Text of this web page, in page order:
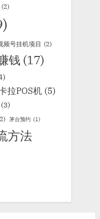
(2)
频号挂机项目 (2)
钱 (17)
拉POS机 (5)
(3)
茅台预约 (1)
方法